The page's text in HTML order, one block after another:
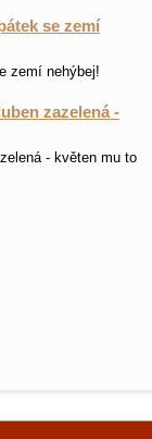
se zemí
zemí nehýbej!
zazelená -
- květen mu to